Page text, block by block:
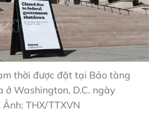
thời được đặt tại Bảo tàng
ở Washington, D.C. ngày
THX/TTXVN